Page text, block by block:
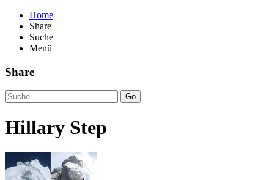
Home
Share
Suche
Menü
Share
Go
Hillary Step